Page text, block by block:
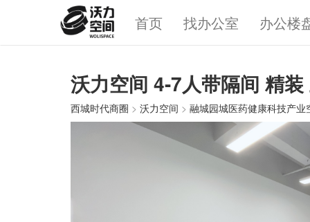
首页 找办公室 办公楼
沃力空间 4-7人带隔间 精
西城时代商圈 > 沃力空间 > 融城园城医药健康科技产业